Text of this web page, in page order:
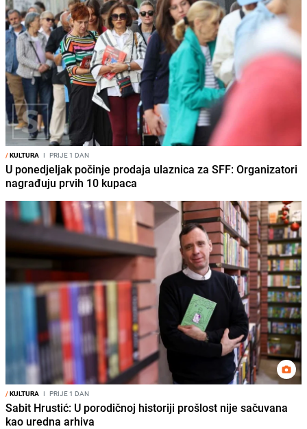
/KULTURA I PRIJE 1 DAN
U ponedjeljak počinje prodaja ulaznica za SFF: Organizatori
nagrađuju prvih 10 kupaca
/KULTURA I PRIJE 1 DAN
Sabit Hrustić: U porodičnoj historiji prošlost nije sačuvana
kao uredna arhiva